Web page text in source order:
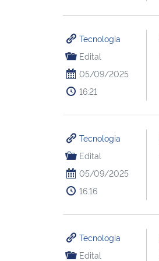
Tecnologia
Edital
05/09/2025
16:21
Tecnologia
Edital
05/09/2025
16:16
Tecnologia
Edital